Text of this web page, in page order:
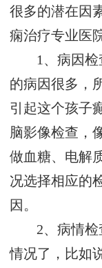
很多的潜在因
痫治疗专业医
1、病因
的病因很多，
引起这个孩子
脑影像检查，
做血糖、电解
况选择相应的
因。
2、病情
情况了，比如